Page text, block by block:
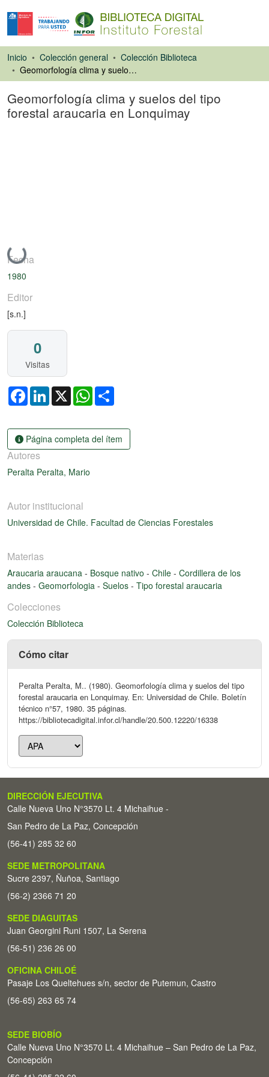
Inicio Colección general
Colección Biblioteca
Geomorfología clima y suelos del tipo forestal araucaria en Lonquimay
Geomorfología clima y suelos del tipo
forestal araucaria en Lonquimay
Cargando...
Fecha
1980
Editor
[s.n.]
0
Visitas
FacebookLinkedIn
X WhatsApp
Página completa del ítem
Autores
Peralta Peralta, Mario
Autor institucional
Universidad de Chile. Facultad de Ciencias Forestales
Materias
Araucaria araucana - Bosque nativo - Chile - Cordillera de los
andes - Geomorfologia - Suelos - Tipo forestal araucaria
Colecciones
Colección Biblioteca
Cómo citar
Peralta Peralta, M.. (1980). Geomorfología clima y suelos del tipo
forestal araucaria en Lonquimay. En: Universidad de Chile. Boletín
técnico n°57, 1980. 35 páginas.
https://bibliotecadigital.infor.cl/handle/20.500.12220/16338
DIRECCIÓN EJECUTIVA
Calle Nueva Uno N°3570 Lt. 4 Michaihue -
San Pedro de La Paz, Concepción
(56-41) 285 32 60
SEDE METROPOLITANA
Sucre 2397, Ñuñoa, Santiago
(56-2) 2366 71 20
SEDE DIAGUITAS
Juan Georgini Runi 1507, La Serena
(56-51) 236 26 00
OFICINA CHILOÉ
Pasaje Los Queltehues s/n, sector de Putemun, Castro
(56-65) 263 65 74
SEDE BIOBÍO
Calle Nueva Uno N°3570 Lt. 4 Michaihue – San Pedro de La Paz,
Concepción